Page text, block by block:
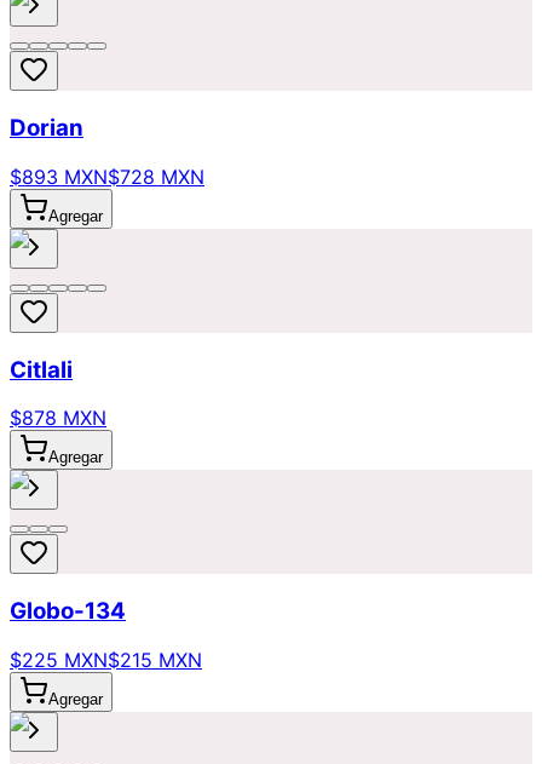
Dorian
$893 MXN$728 MXN
Agregar
Citlali
$878 MXN
Agregar
Globo-134
$225 MXN$215 MXN
Agregar